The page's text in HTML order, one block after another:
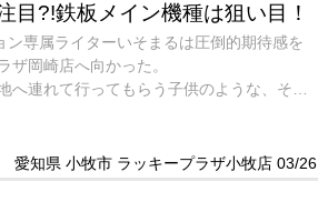
目?!鉄板メイン機種は狙い目！
専属ライターいそまるは圧倒的期待感を
ザ岡崎店へ向かった。
連れて行ってもらう子供のような、それ
？？とww前回の来店でこの店のやる気は充
足りないのか、、、。
愛知県 小牧市 ラッキープラザ小牧店 03/26